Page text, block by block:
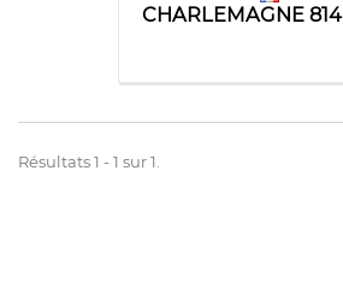
CHARLEMAGNE
Résultats 1 - 1 sur 1.